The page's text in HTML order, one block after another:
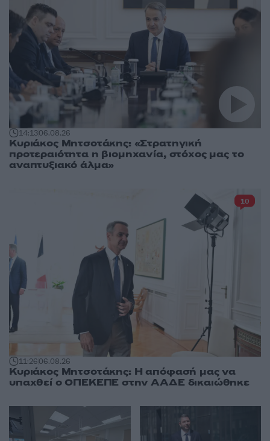
14:1306.08.26
Κυριάκος Μητσοτάκης: «Στρατηγική
προτεραιότητα η βιομηχανία, στόχος μας το
αναπτυξιακό άλμα»
11:2606.08.26
Κυριάκος Μητσοτάκης: Η απόφασή μας να
υπαχθεί ο ΟΠΕΚΕΠΕ στην ΑΑΔΕ δικαιώθηκε
10